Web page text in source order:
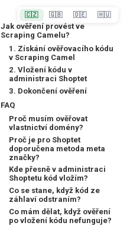
Jak ověření provést ve
Scraping Camelu?
1. Získání ověřovacího kódu
v Scraping Camel
2. Vložení kódu v
administraci Shoptet
3. Dokončení ověření
FAQ
Proč musím ověřovat
vlastnictví domény?
Proč je pro Shoptet
doporučena metoda meta
značky?
Kde přesně v administraci
Shoptetu kód vložím?
Co se stane, když kód ze
záhlaví odstraním?
Co mám dělat, když ověření
po vložení kódu nefunguje?
🇨🇿 🇬🇧 🇩🇪 🇭🇺